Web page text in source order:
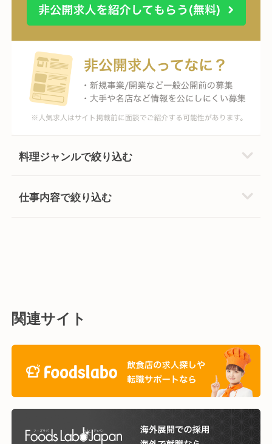
料理ジャンルで絞り込む
仕事内容で絞り込む
関連サイト